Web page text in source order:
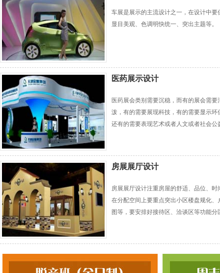
车展是展示的主流设计之一，在设计中要
显目美观、色调明快统一、突出主题等。
医药展示设计
医药展会类别需要沉稳，而有的展会需要
泼，有的需要展现科技，有的需要显示环
还有的需要表现艺术或者人文或者社会公
房展展厅设计
房展展厅设计注重房屋的舒适、品位、时
在分配空间上要重点突出小区楼盘规化、
图等，要安排好接待区、洽谈区等功能分